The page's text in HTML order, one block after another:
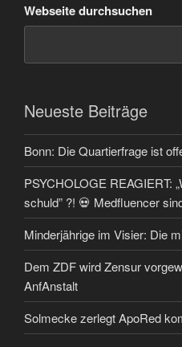
Webseite durchsuchen
Neueste Beiträge
Bonn: Die Quartierfrage ist
PSYCHOLOGE REAGIERT:
schuld” ?! 💀 Medfluencer
Minderjährige im Visier: Die
Dem ZDF wird Zensur
AnfAnstalt
Solmecke zerlegt ApoRed